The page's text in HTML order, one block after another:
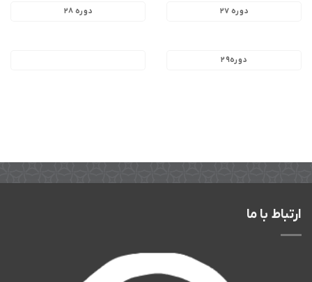
دوره ۲۷ دوره ۲۸
دوره۲۹
ارتباط با ما